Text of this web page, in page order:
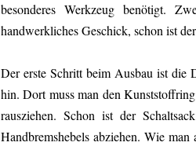
besonderes Werkzeug benötigt.
handwerkliches Geschick, schon ist
Der erste Schritt beim Ausbau ist die
hin. Dort muss man den
rausziehen. Schon ist der
Handbremshebels abziehen. Wie